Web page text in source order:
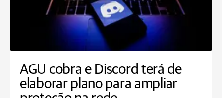
AGU cobra e Discord terá de
elaborar plano para ampliar